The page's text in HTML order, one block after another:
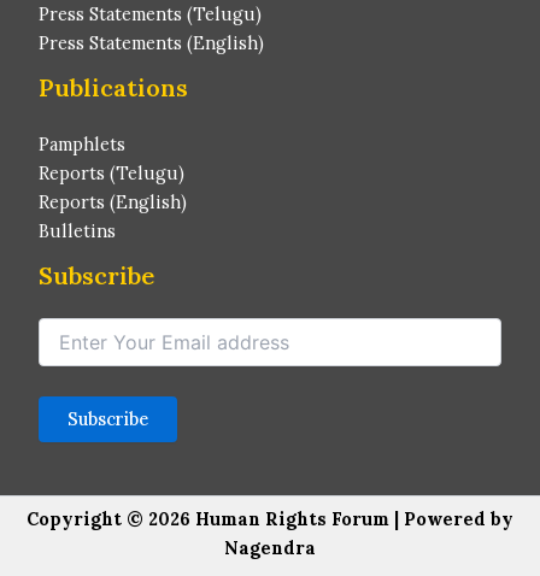
Press Statements (Telugu)
Press Statements (English)
Publications
Pamphlets
Reports (Telugu)
Reports (English)
Bulletins
Subscribe
Copyright © 2026 Human Rights Forum | Powered by
Nagendra